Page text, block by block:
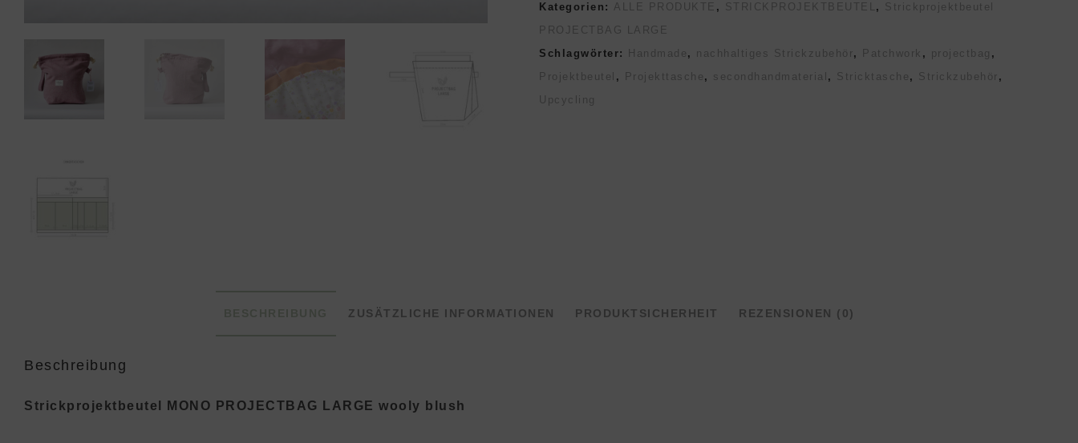
Menge
Kategorien: ALLE PRODUKTE , STRICKPROJEKTBEUTEL , Strickprojektbeutel
PROJECTBAG LARGE
Schlagwörter:
Handmade , nachhaltiges Strickzubehör, Patchwork , projectbag ,
Projektbeutel , Projekttasche , secondhandmaterial , Stricktasche , Strickzubehör ,
Upcycling
ZUSÄTZLICHE INFORMATIONEN PRODUKTSICHERHEIT REZENSIONEN (0)
Beschreibung
Strickprojektbeutel MONO PROJECTBAG LARGE wooly blush